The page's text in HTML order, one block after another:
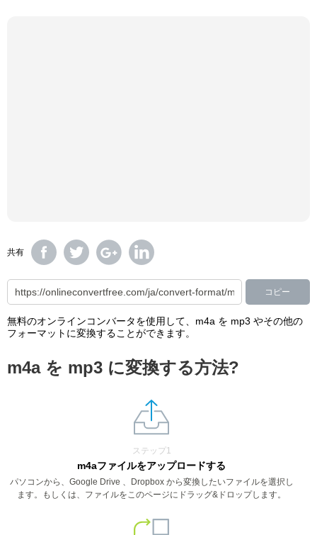
共有
コピー
無料のオンラインコンバータを使用して、m4a を mp3 やその他の
フォーマットに変換することができます。
m4a を mp3 に変換する方法?
ステップ1
m4aファイルをアップロードする
パソコンから、Google Drive 、Dropbox から変換したいファイルを選択し
ます。もしくは、ファイルをこのページにドラッグ&ドロップします。